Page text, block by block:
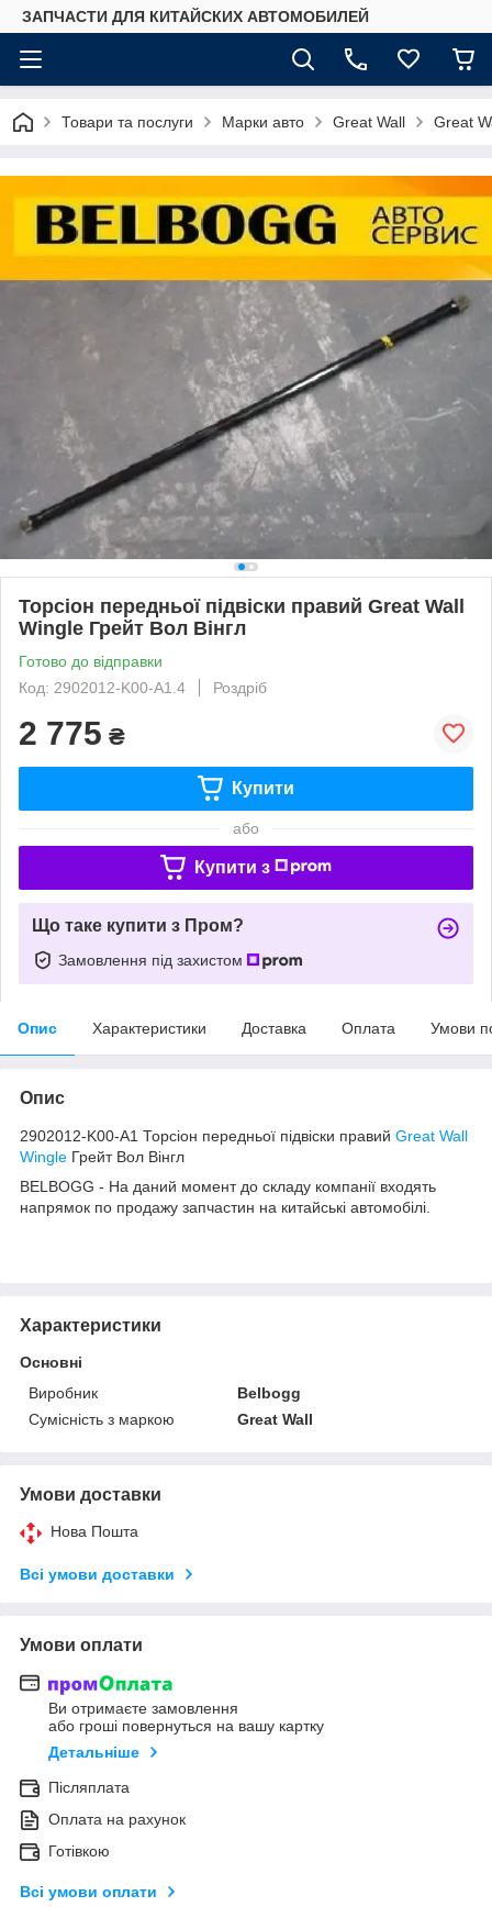
ЗАПЧАСТИ ДЛЯ КИТАЙСКИХ АВТОМОБИЛЕЙ
Товари та послуги Марки авто Great Wall Great
Торсіон передньої підвіски правий Great Wall
Wingle Грейт Вол Вінгл
Готово до відправки
Код: 2902012-K00-A1.4
Роздріб
2 775 ₴
Купити
або
Купити з
Що таке купити з Пром?
Замовлення під захистом
Опис Характеристики Доставка Оплата Умови
Опис
2902012-K00-A1 Торсіон передньої підвіски правий Great Wall
Wingle Грейт Вол Вінгл
BELBOGG - На даний момент до складу компанії входять
напрямок по продажу запчастин на китайські автомобілі.
Характеристики
Основні
Виробник
Belbogg
Сумісність з маркою
Great Wall
Умови доставки
Нова Пошта
Всі умови доставки
Умови оплати
Ви отримаєте замовлення
або гроші повернуться на вашу картку
Детальніше
Післяплата
Оплата на рахунок
Готівкою
Всі умови оплати